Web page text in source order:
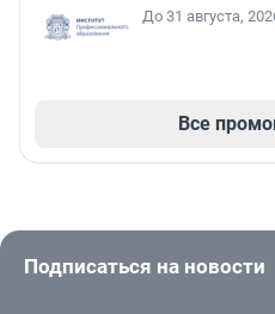
До 31 августа,
Все
Подписаться на новости